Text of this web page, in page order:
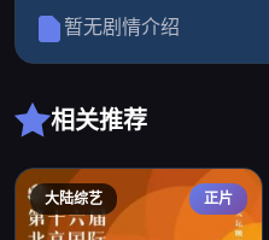
暂无剧情介绍
相关推荐
大陆综艺 正片